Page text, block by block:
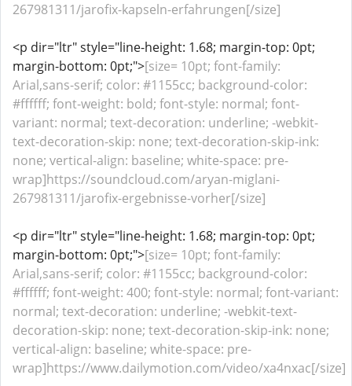
267981311/jarofix-kapseln-erfahrungen[/size]
<p dir="ltr" style="line-height: 1.68; margin-top: 0pt;
margin-bottom: 0pt;">[size= 10pt; font-family:
Arial,sans-serif; color: #1155cc; background-color:
#ffffff; font-weight: bold; font-style: normal; font-
variant: normal; text-decoration: underline; -webkit-
text-decoration-skip: none; text-decoration-skip-ink:
none; vertical-align: baseline; white-space: pre-
wrap]https://soundcloud.com/aryan-miglani-
267981311/jarofix-ergebnisse-vorher[/size]
<p dir="ltr" style="line-height: 1.68; margin-top: 0pt;
margin-bottom: 0pt;">[size= 10pt; font-family:
Arial,sans-serif; color: #1155cc; background-color:
#ffffff; font-weight: 400; font-style: normal; font-variant:
normal; text-decoration: underline; -webkit-text-
decoration-skip: none; text-decoration-skip-ink: none;
vertical-align: baseline; white-space: pre-
wrap]https://www.dailymotion.com/video/xa4nxac[/size]